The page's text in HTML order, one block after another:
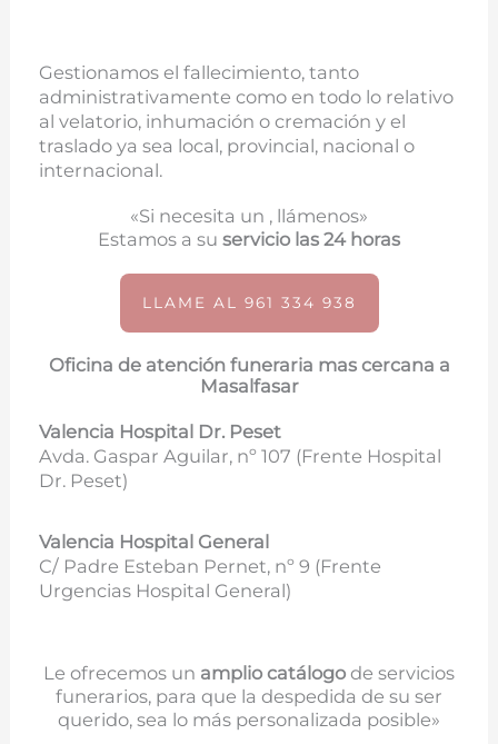
Gestionamos el fallecimiento, tanto
administrativamente como en todo lo relativo
al velatorio, inhumación o cremación y el
traslado ya sea local, provincial, nacional o
internacional.
«Si necesita un , llámenos»
Estamos a su servicio las 24 horas
LLAME AL 961 334 938
Oficina de atención funeraria mas cercana a
Masalfasar
Valencia Hospital Dr. Peset
Avda. Gaspar Aguilar, nº 107 (Frente Hospital
Dr. Peset)
Valencia Hospital General
C/ Padre Esteban Pernet, nº 9 (Frente
Urgencias Hospital General)
Le ofrecemos un amplio catálogo de servicios
funerarios, para que la despedida de su ser
querido, sea lo más personalizada posible»